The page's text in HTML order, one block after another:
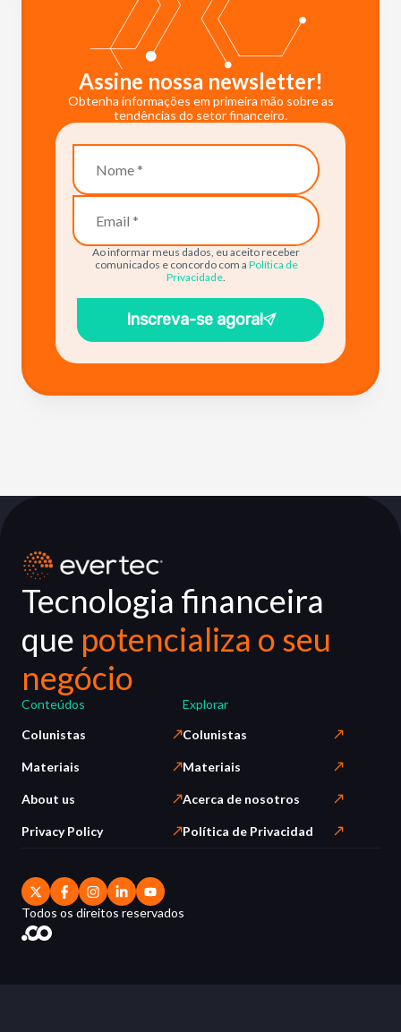
Assine nossa newsletter!
Obtenha informações em primeira mão sobre as
tendências do setor financeiro.
Ao informar meus dados, eu aceito receber
comunicados e concordo com a Política de
Privacidade.
Inscreva-se agora!
Tecnologia financeira
que potencializa o seu
negócio
Conteúdos
Colunistas
Materiais
About us
Privacy Policy
Explorar
Colunistas
Materiais
Acerca de nosotros
Política de Privacidad
Todos os direitos reservados